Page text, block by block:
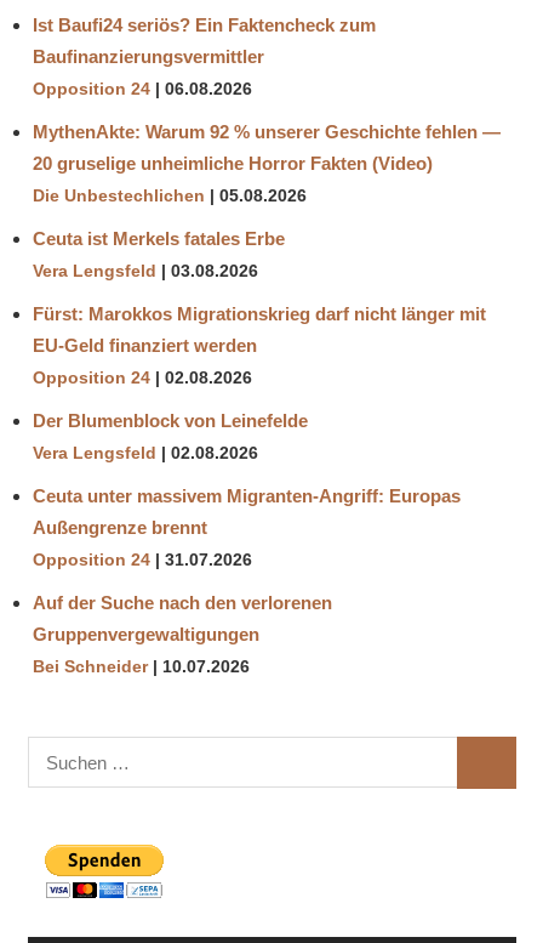
Ist Baufi24 seriös? Ein Faktencheck zum
Baufinanzierungsvermittler
Opposition 24 06.08.2026
MythenAkte: Warum 92 % unserer Geschichte fehlen —
20 gruselige unheimliche Horror Fakten (Video)
Die Unbestechlichen 05.08.2026
Ceuta ist Merkels fatales Erbe
Vera Lengsfeld 03.08.2026
Fürst: Marokkos Migrationskrieg darf nicht länger mit
EU-Geld finanziert werden
Opposition 24 02.08.2026
Der Blumenblock von Leinefelde
Vera Lengsfeld 02.08.2026
Ceuta unter massivem Migranten-Angriff: Europas
Außengrenze brennt
Opposition 24 31.07.2026
Auf der Suche nach den verlorenen
Gruppenvergewaltigungen
Bei Schneider 10.07.2026
Suchen
nach: